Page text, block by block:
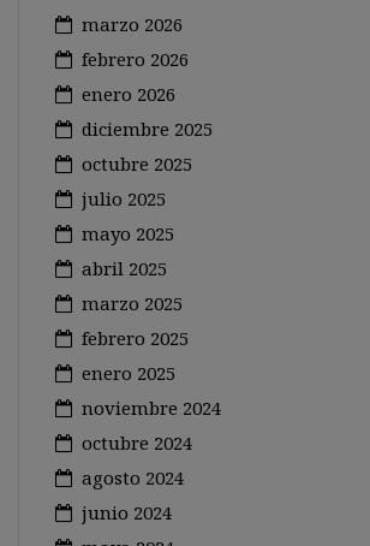
marzo 2026
febrero 2026
enero 2026
diciembre 2025
octubre 2025
julio 2025
mayo 2025
abril 2025
marzo 2025
febrero 2025
enero 2025
noviembre 2024
octubre 2024
agosto 2024
junio 2024